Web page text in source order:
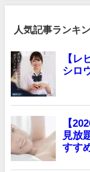
人気記事ランキ